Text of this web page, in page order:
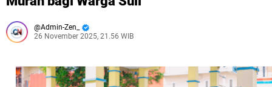
Admin-Zen_
26 November 2025, 21.56 WIB